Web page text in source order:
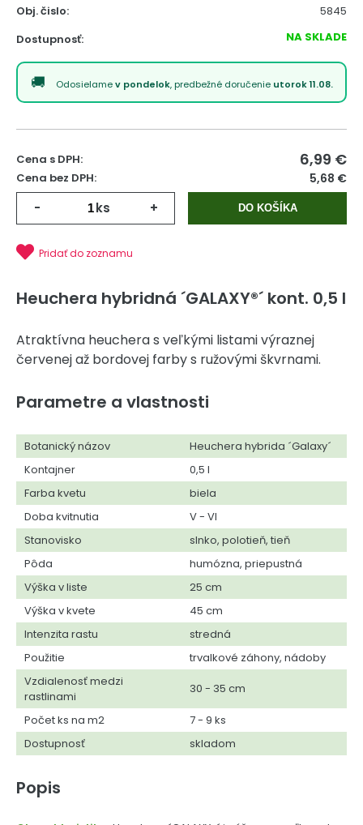
Obj. čislo:
5845
Dostupnosť:
NA SKLADE
Odosielamev pondelok, predbežné doručenie utorok 11.08.
Cena s DPH: 6,99 €
Cena bez DPH: 5,68 €
- ks + DO KOŠÍKA
Pridať do zoznamu
Heuchera hybridná ´GALAXY®´ kont. 0,5 l
Atraktívna heuchera s veľkými listami výraznej
červenej až bordovej farby s ružovými škvrnami.
Parametre a vlastnosti
Botanický názov
Heuchera hybrida ´Galaxy´
Kontajner
0,5 l
Farba kvetu
biela
Doba kvitnutia
V - VI
Stanovisko
slnko, polotieň, tieň
Pôda
humózna, priepustná
Výška v liste
25 cm
Výška v kvete
45 cm
Intenzita rastu
stredná
Použitie
trvalkové záhony, nádoby
Vzdialenosť medzi
rastlinami
30 - 35 cm
Počet ks na m2
7 - 9 ks
Dostupnosť
skladom
Popis